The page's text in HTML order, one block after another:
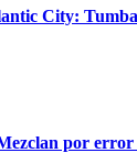
City:
por error